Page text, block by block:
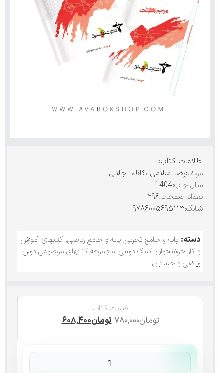
اطلاعات کتاب:
مولف:رضا اسلامی ،کاظم اجلالی
سال چاپ:1404
تعداد صفحات:۲۹۶
شابک:۹۷۸۶۰۰۵۶۹۵۱۱۳
دسته: پایه و جامع تجربی, پایه و جامع ریاضی, کتابهای آموزش
و کار خوشخوان, کمک درسی, مجموعه کتابهای موضوعی درس
ریاضی و حسابان
قیمت کتاب
تومان۷۸۰,۰۰۰تومان۶۰۸,۴۰۰